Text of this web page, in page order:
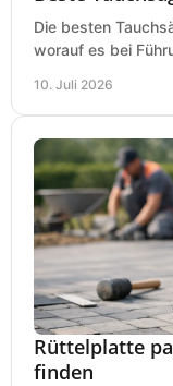
Die besten
worauf es bei
10. Juli 2026
Rüttelplatte
finden